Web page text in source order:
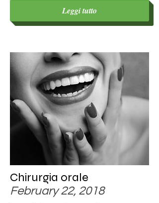
Leggi tutto
Chirurgia orale
February 22, 2018